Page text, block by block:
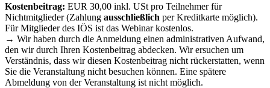
Kostenbeitrag: EUR 30,00 inkl. USt pro Teilnehmer für
Nichtmitglieder (Zahlung ausschließlich per Kreditkarte möglich).
Für Mitglieder des IÖS ist das Webinar kostenlos.
→ Wir haben durch die Anmeldung einen administrativen Aufwand,
den wir durch Ihren Kostenbeitrag abdecken. Wir ersuchen um
Verständnis, dass wir diesen Kostenbeitrag nicht rückerstatten, wenn
Sie die Veranstaltung nicht besuchen können. Eine spätere
Abmeldung von der Veranstaltung ist nicht möglich.